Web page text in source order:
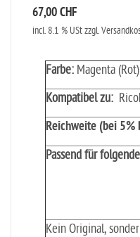
67,00 CHF
incl. 8.1 % USt zzgl.
Farbe: Magenta (Rot)
Kompatibel zu:
Reichweite (bei 5%
Passend für
Kein Original,